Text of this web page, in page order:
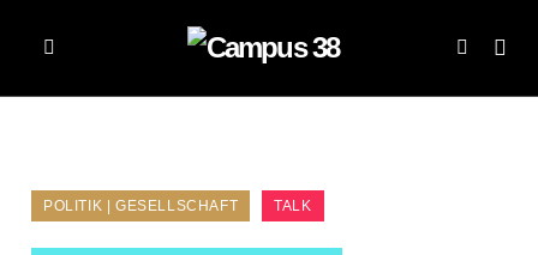
POLITIK | GESELLSCHAFT TALK